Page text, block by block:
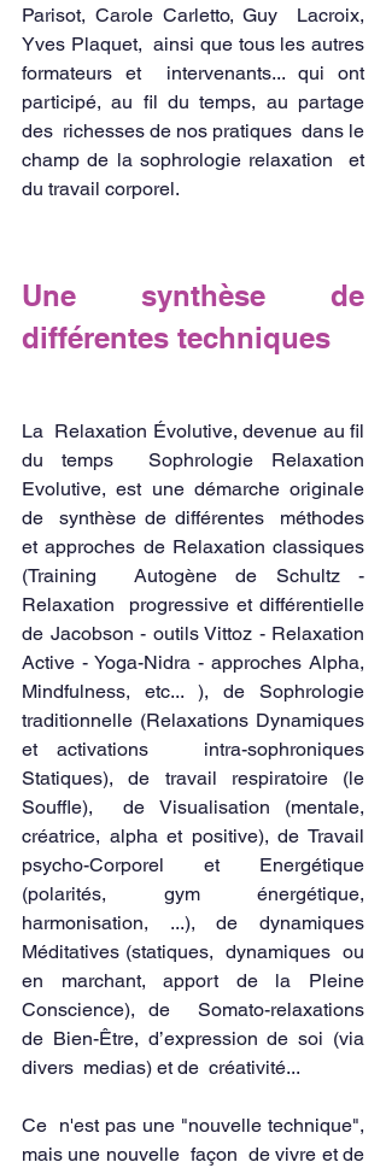
Parisot, Carole Carletto, Guy  Lacroix,
Yves Plaquet,  ainsi que tous les autres
formateurs et  intervenants... qui ont
participé, au fil du temps, au partage
des  richesses de nos pratiques  dans le
champ de la sophrologie relaxation  et
du travail corporel.
Une synthèse de
différentes techniques
La  Relaxation Évolutive, devenue au fil
du temps  Sophrologie Relaxation
Evolutive, est une démarche originale
de  synthèse de différentes  méthodes
et approches de Relaxation classiques
(Training  Autogène de Schultz
Relaxation  progressive et différentielle
de Jacobson - outils Vittoz - Relaxation
Active - Yoga-Nidra - approches Alpha,
Mindfulness, etc... ), de Sophrologie
traditionnelle (Relaxations Dynamiques
et activations   intra-sophroniques
Statiques), de travail respiratoire (le
Souffle),  de Visualisation (mentale,
créatrice, alpha et positive), de Travail
psycho-Corporel et Energétique
(polarités, gym énergétique,
harmonisation, ...), de dynamiques
Méditatives (statiques,  dynamiques  ou
en marchant, apport de la Pleine
Conscience), de  Somato-relaxations
de Bien-Être, d’expression de soi (via
divers  medias) et de  créativité...
Ce  n'est pas une "nouvelle technique",
mais une nouvelle  façon  de vivre et de